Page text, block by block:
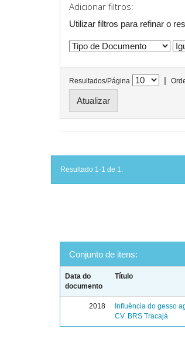
Adicionar filtros:
Utilizar filtros para refinar o
Resultados/Página |
Resultado 1-1 de 1.
Conjunto de itens:
Data do
documento
Título
2018
Influência do gesso
CV. BRS Tracajá